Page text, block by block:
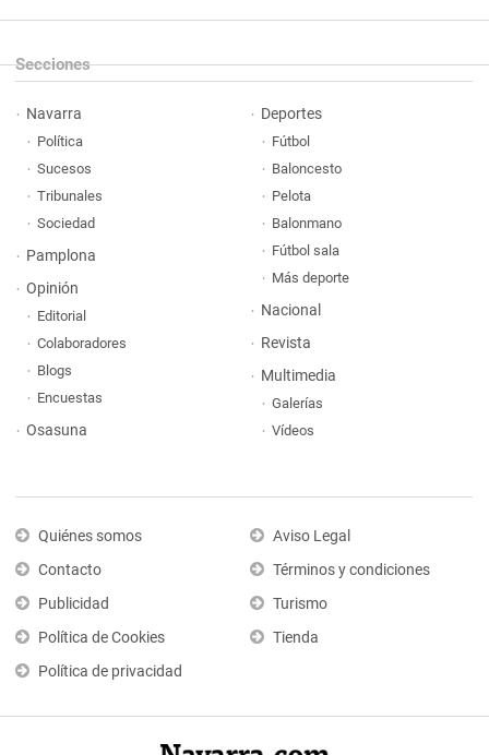
Secciones
Navarra
Política
Sucesos
Tribunales
Sociedad
Pamplona
Opinión
Editorial
Colaboradores
Blogs
Encuestas
Osasuna
Deportes
Fútbol
Baloncesto
Pelota
Balonmano
Fútbol sala
Más deporte
Nacional
Revista
Multimedia
Galerías
Vídeos
Quiénes somos
Contacto
Publicidad
Política de Cookies
Política de privacidad
Aviso Legal
Términos y condiciones
Turismo
Tienda